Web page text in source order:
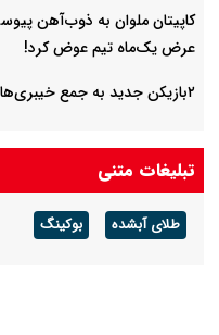
کاپیتان ملوان به ذوب‌آهن
عرض یک‌ماه تیم عوض کرد!
۲بازیکن جدید به جمع خیبری‌ها اضافه شدند
تبلیغات متنی
طلای آبشده بوکینگ